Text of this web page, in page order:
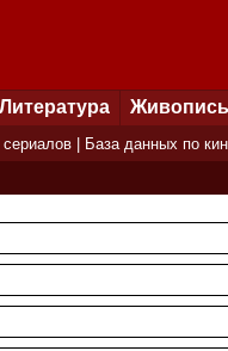
Литература Живопись
сериалов База данных по